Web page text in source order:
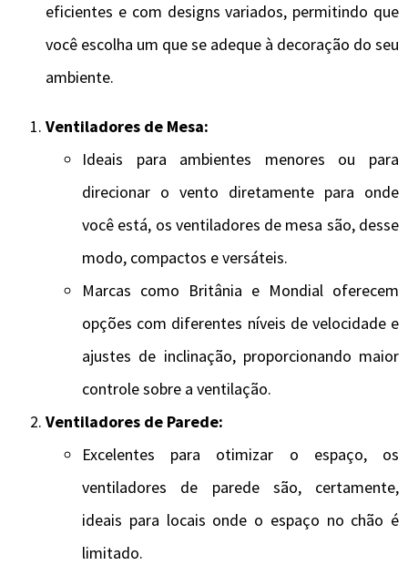
eficientes e com designs variados, permitindo que
você escolha um que se adeque à decoração do seu
ambiente.
Ventiladores de Mesa:
Ideais para ambientes menores ou para
direcionar o vento diretamente para onde
você está, os ventiladores de mesa são, desse
modo, compactos e versáteis.
Marcas como Britânia e Mondial oferecem
opções com diferentes níveis de velocidade e
ajustes de inclinação, proporcionando maior
controle sobre a ventilação.
Ventiladores de Parede:
Excelentes para otimizar o espaço, os
ventiladores de parede são, certamente,
ideais para locais onde o espaço no chão é
limitado.